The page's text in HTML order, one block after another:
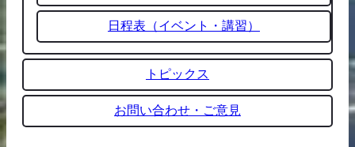
日程表（イベント・講習）
トピックス
お問い合わせ・ご意見